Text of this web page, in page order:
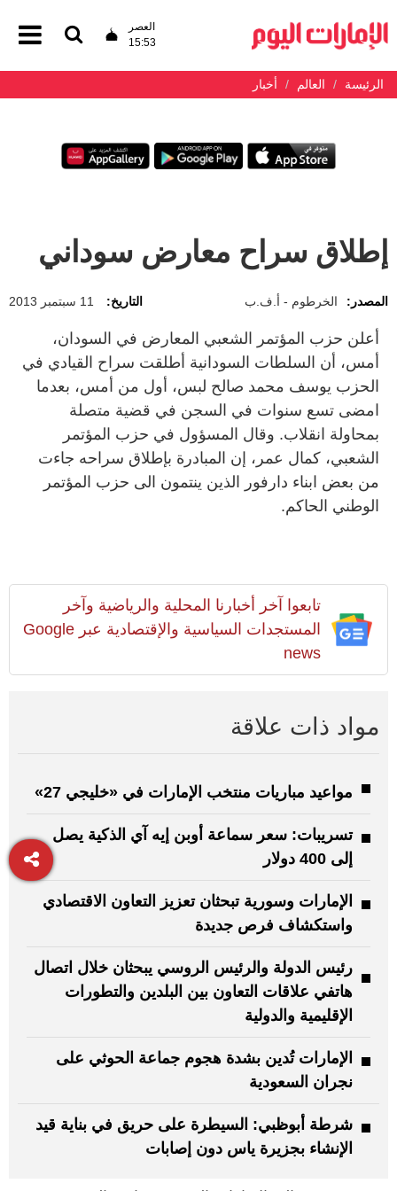
العصر
15:53
الرئيسة العالم أخبار
إطلاق سراح معارض سوداني
المصدر: الخرطوم - أ.ف.ب التاريخ: 11 سبتمبر 2013
أعلن حزب المؤتمر الشعبي المعارض في السودان،
أمس، أن السلطات السودانية أطلقت سراح القيادي في
الحزب يوسف محمد صالح لبس، أول من أمس، بعدما
امضى تسع سنوات في السجن في قضية متصلة
بمحاولة انقلاب. وقال المسؤول في حزب المؤتمر
الشعبي، كمال عمر، إن المبادرة بإطلاق سراحه جاءت
من بعض ابناء دارفور الذين ينتمون الى حزب المؤتمر
الوطني الحاكم.
تابعوا آخر أخبارنا المحلية والرياضية وآخر
المستجدات السياسية والإقتصادية عبر Google
news
مواد ذات علاقة
مواعيد مباريات منتخب الإمارات في «خليجي 27»
تسريبات: سعر سماعة أوبن إيه آي الذكية يصل
إلى 400 دولار
الإمارات وسورية تبحثان تعزيز التعاون الاقتصادي
واستكشاف فرص جديدة
رئيس الدولة والرئيس الروسي يبحثان خلال اتصال
هاتفي علاقات التعاون بين البلدين والتطورات
الإقليمية والدولية
الإمارات تُدين بشدة هجوم جماعة الحوثي على
نجران السعودية
شرطة أبوظبي: السيطرة على حريق في بناية قيد
الإنشاء بجزيرة ياس دون إصابات